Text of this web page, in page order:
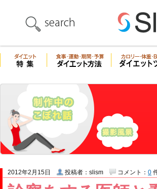
2012年2月15日 投稿者：slism コメント： 0